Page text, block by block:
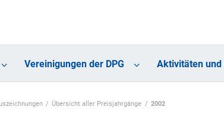
Vereinigungen der DPG Aktivitäten
Übersicht aller Preisjahrgänge 2002